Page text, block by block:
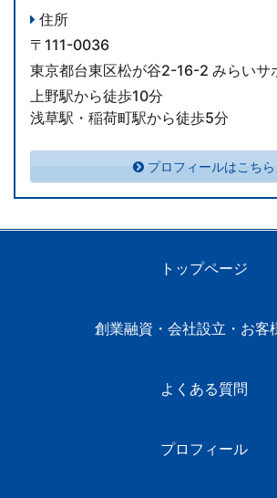
住所
〒111-0036
東京都台東区松が谷2-16-2 みらいサ
上野駅から徒歩10分
浅草駅・稲荷町駅から徒歩5分
プロフィールはこちら
トップページ
創業融資・会社設立・お客
よくある質問
プロフィール